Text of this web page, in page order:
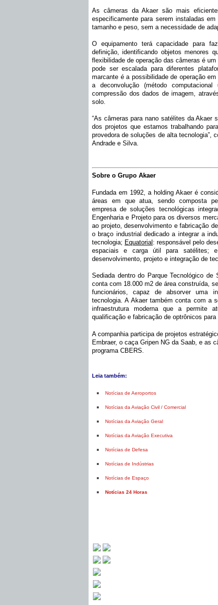
As câmeras da Akaer são mais
especificamente para serem instaladas
tamanho e peso, sem a necessidade de
O equipamento terá capacidade para
definição, identificando objetos menores
flexibilidade de operação das câmeras é
pode ser escalada para diferentes
marcante é a possibilidade de operação
a deconvolução (método
compressão dos dados de imagem,
solo.
“As câmeras para nano satélites da Akaer
dos projetos que estamos trabalhando
provedora de soluções de alta tecnologia”,
Andrade e Silva.
Sobre o Grupo Akaer
Fundada em 1992, a holding Akaer é
áreas em que atua, sendo composta
empresa de soluções tecnológicas
Engenharia e Projeto para os diversos
ao projeto, desenvolvimento e fabricação
o braço industrial dedicado a integrar a
tecnologia; Equatorial : responsável pelo
espaciais e carga útil para satélites;
desenvolvimento, projeto e integração de
Sediada dentro do Parque Tecnológico
conta com 18.000 m2 de área construída,
funcionários, capaz de absorver uma
tecnologia. A Akaer também conta com a
infraestrutura moderna que a permite
qualificação e fabricação de optrônicos
A companhia participa de projetos
Embraer, o caça Gripen NG da Saab, e as
programa CBERS.
Leia também:
Notícias de Aeroportos
Notícias da Aviação Civil / Comercial
Notícias da Aviação Geral
Notícias da Aviação Executiva
Notícias de Defesa
Notícias de Indústrias
Notícias de Espaço
Notícias 24 Horas